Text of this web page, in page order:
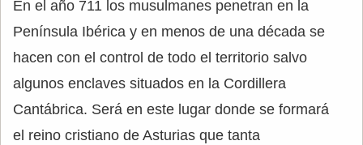
En el año 711 los musulmanes penetran en la
Península Ibérica y en menos de una década se
hacen con el control de todo el territorio salvo
algunos enclaves situados en la Cordillera
Cantábrica. Será en este lugar donde se formará
el reino cristiano de Asturias que tanta